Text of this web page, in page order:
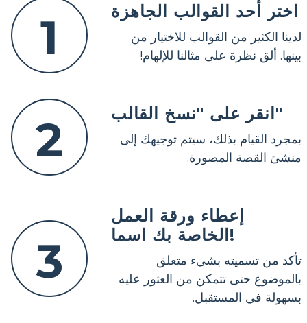
1 اختر أحد القوالب الجاهزة
لدينا الكثير من القوالب للاختيار من
بينها. ألق نظرة على مثالنا للإلهام!
2 انقر على "نسخ القالب"
بمجرد القيام بذلك، سيتم توجيهك إلى
منشئ القصة المصورة.
3
إعطاء ورقة العمل
الخاصة بك اسما!
تأكد من تسميته بشيء متعلق
بالموضوع حتى تتمكن من العثور عليه
بسهولة في المستقبل.